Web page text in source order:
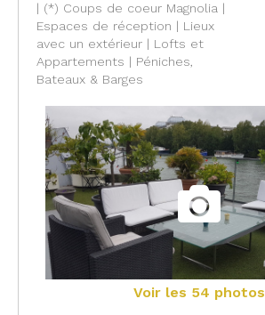
| (*) Coups de coeur Magnolia |
Espaces de réception | Lieux
avec un extérieur | Lofts et
Appartements | Péniches,
Bateaux & Barges
Voir les 54 photos